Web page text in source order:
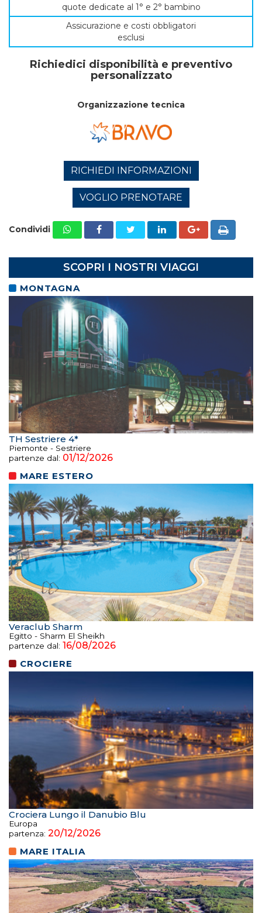
quote dedicate al 1° e 2° bambino
Assicurazione e costi obbligatori
esclusi
Richiedici disponibilità e preventivo
personalizzato
Organizzazione tecnica
RICHIEDI INFORMAZIONI
VOGLIO PRENOTARE
Condividi
SCOPRI I NOSTRI VIAGGI
MONTAGNA
TH Sestriere 4*
Piemonte - Sestriere
partenze dal: 01/12/2026
MARE ESTERO
Veraclub Sharm
Egitto - Sharm El Sheikh
partenze dal: 16/08/2026
CROCIERE
Crociera Lungo il Danubio Blu
Europa
partenza: 20/12/2026
MARE ITALIA